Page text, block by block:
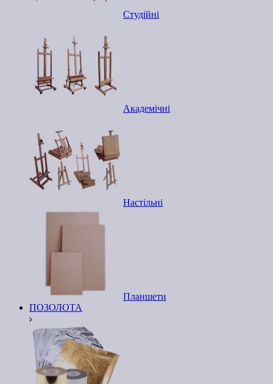
Студійні
Академічні
Настільні
Планшети
ПОЗОЛОТА